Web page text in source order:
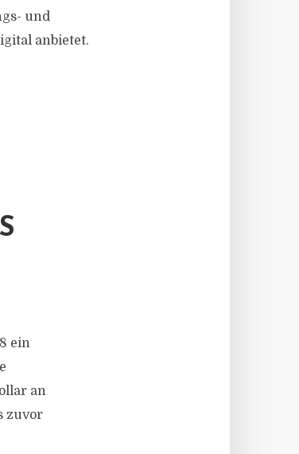
und
anbietet.
ein
an
zuvor